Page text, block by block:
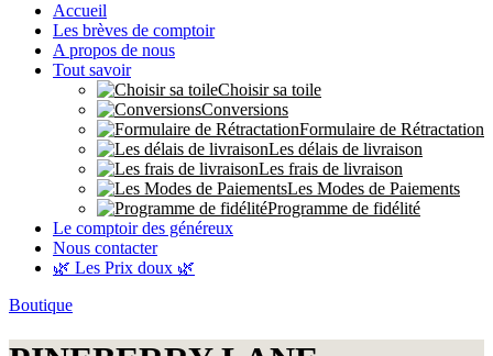
Accueil
Les brèves de comptoir
A propos de nous
Tout savoir
Choisir sa toile
Conversions
Formulaire de Rétractation
Les délais de livraison
Les frais de livraison
Les Modes de Paiements
Programme de fidélité
Le comptoir des généreux
Nous contacter
🌿 Les Prix doux 🌿
Boutique